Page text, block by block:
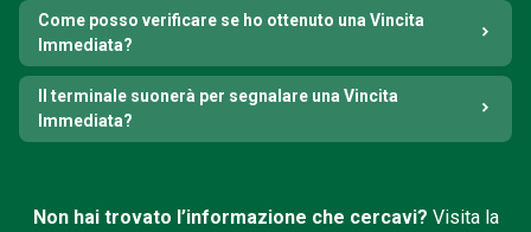
Come posso verificare se ho ottenuto una Vincita
Immediata?
Il terminale suonerà per segnalare una Vincita
Immediata?
Non hai trovato l’informazione che cercavi? Visita la